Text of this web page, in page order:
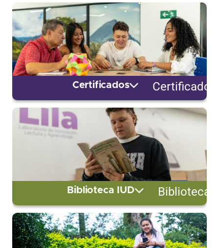
Certificados Certificados
Biblioteca IUD Biblioteca